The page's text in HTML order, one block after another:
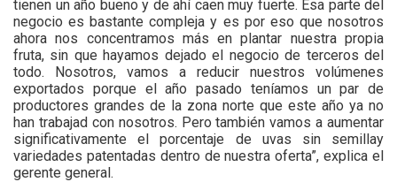
tienen un año bueno y de ahí caen muy fuerte. Esa parte del
negocio es bastante compleja y es por eso que nosotros
ahora nos concentramos más en plantar nuestra propia
fruta, sin que hayamos dejado el negocio de terceros del
todo. Nosotros, vamos a reducir nuestros volúmenes
exportados porque el año pasado teníamos un par de
productores grandes de la zona norte que este año ya no
han trabajad con nosotros. Pero también vamos a aumentar
significativamente el porcentaje de uvas sin semillay
variedades patentadas dentro de nuestra oferta”, explica el
gerente general.